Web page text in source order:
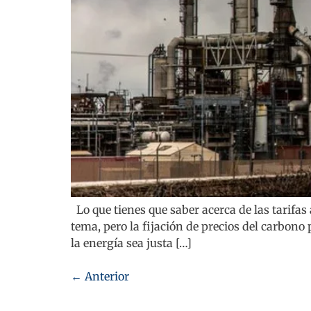
Lo que tienes que saber acerca de las
tema, pero la fijación de precios del
la energía sea justa […]
← Anterior